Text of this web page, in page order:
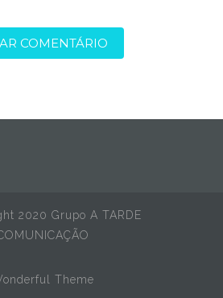
2020 Grupo A TARDE
Theme